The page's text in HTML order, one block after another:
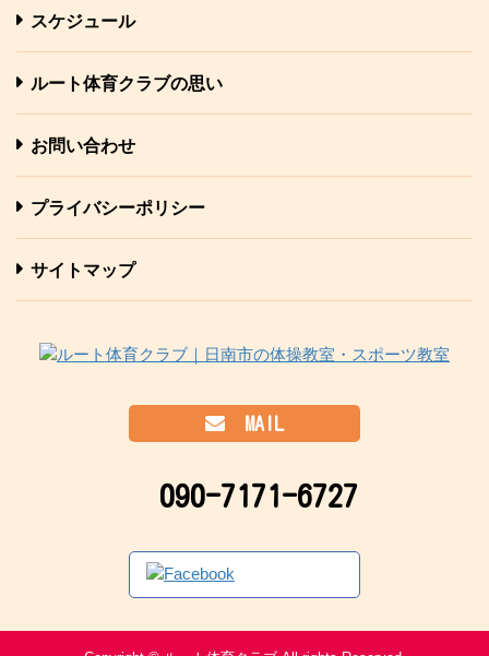
スケジュール
ルート体育クラブの思い
お問い合わせ
プライバシーポリシー
サイトマップ
MAIL
090-7171-6727